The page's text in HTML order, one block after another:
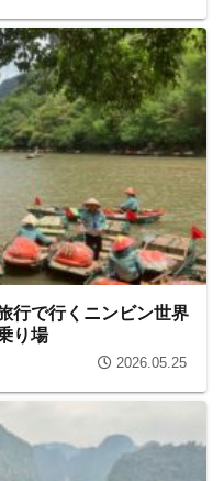
行で行くニンビン世界
り場
2026.05.25